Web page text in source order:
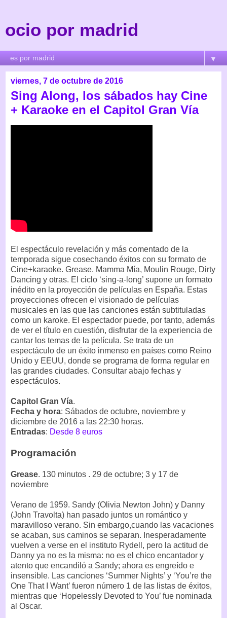
ocio por madrid
▼
viernes, 7 de octubre de 2016
Sing Along, los sábados hay Cine
+ Karaoke en el Capitol Gran Vía
El espectáculo revelación y más comentado de la
temporada sigue cosechando éxitos con su formato de
Cine+karaoke. Grease. Mamma Mía, Moulin Rouge, Dirty
Dancing y otras. El ciclo ‘sing-a-long’ supone un formato
inédito en la proyección de películas en España. Estas
proyecciones ofrecen el visionado de películas
musicales en las que las canciones están subtituladas
como un karoke. El espectador puede, por tanto, además
de ver el título en cuestión, disfrutar de la experiencia de
cantar los temas de la película. Se trata de un
espectáculo de un éxito inmenso en países como Reino
Unido y EEUU, donde se programa de forma regular en
las grandes ciudades. Consultar abajo fechas y
espectáculos.
Capitol Gran Vía.
Fecha y hora: Sábados de octubre, noviembre y
diciembre de 2016 a las 22:30 horas.
Entradas: Desde 8 euros
Programación
Grease. 130 minutos . 29 de octubre; 3 y 17 de
noviembre
Verano de 1959. Sandy (Olivia Newton John) y Danny
(John Travolta) han pasado juntos un romántico y
maravilloso verano. Sin embargo,cuando las vacaciones
se acaban, sus caminos se separan. Inesperadamente
vuelven a verse en el instituto Rydell, pero la actitud de
Danny ya no es la misma: no es el chico encantador y
atento que encandiló a Sandy; ahora es engreído e
insensible. Las canciones ‘Summer Nights’ y ‘You’re the
One That I Want’ fueron número 1 de las listas de éxitos,
mientras que ‘Hopelessly Devoted to You’ fue nominada
al Oscar.